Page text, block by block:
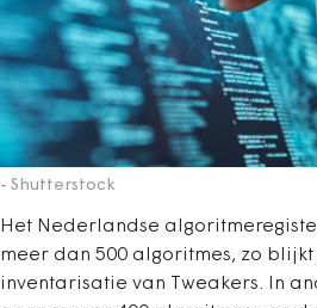
- Shutterstock
Het Nederlandse
meer dan 500 algoritmes, zo blijkt
inventarisatie van Tweakers. In